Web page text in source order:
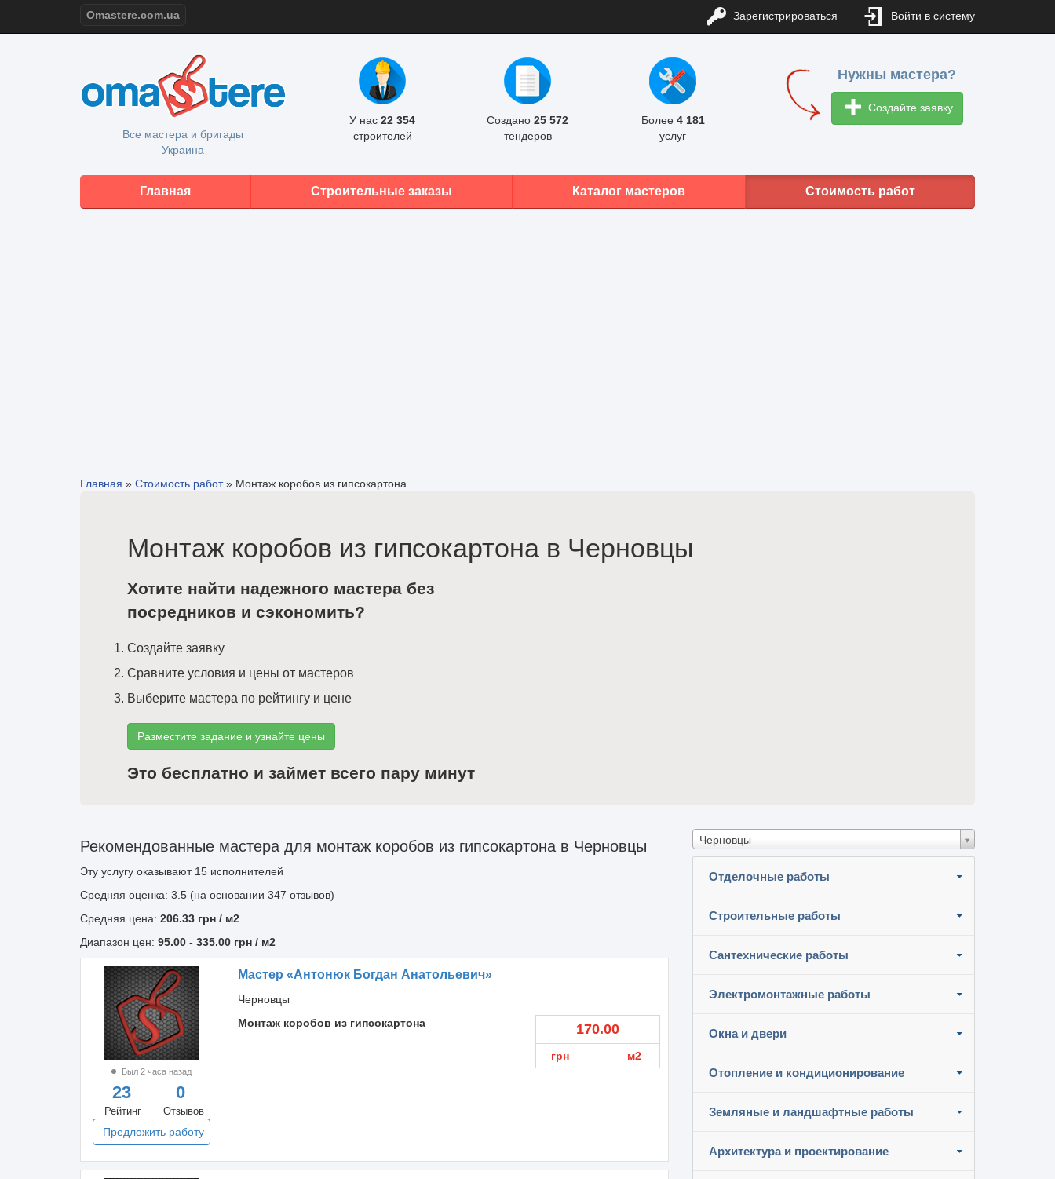
Omastere.com.ua Зарегистрироваться Войти в систему
Все мастера и бригады
Украина
У нас 22 354
строителей
Создано 25 572
тендеров
Более 4 181
услуг
Нужны мастера?
Создайте заявку
Главная Строительные заказы Каталог мастеров Стоимость работ
Главная » Стоимость работ» Монтаж коробов из гипсокартона
Монтаж коробов из гипсокартона в Черновцы
Хотите найти надежного мастера без
посредников и сэкономить?
Создайте заявку
Сравните условия и цены от мастеров
Выберите мастера по рейтингу и цене
Разместите задание и узнайте цены
Это бесплатно и займет всего пару минут
Черновцы
Отделочные работы
Строительные работы
Сантехнические работы
Электромонтажные работы
Окна и двери
Отопление и кондиционирование
Земляные и ландшафтные работы
Архитектура и проектирование
Рекомендованные мастера для монтаж коробов из гипсокартона в Черновцы
Эту услугу оказывают 15 исполнителей
Средняя оценка: 3.5 (на основании 347 отзывов)
Средняя цена: 206.33 грн / м2
Диапазон цен: 95.00 - 335.00 грн / м2
Был 2 часа назад
23
Рейтинг
0
Отзывов
Предложить работу
Мастер «Антонюк Богдан Анатольевич»
Черновцы
Монтаж коробов из гипсокартона
170.00
грн м2